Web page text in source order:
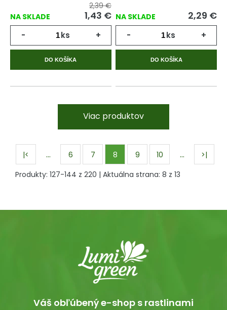
NA SKLADE
2,39 €
1,43 €
- ks +
DO KOŠÍKA
NA SKLADE 2,29 €
- ks +
DO KOŠÍKA
Viac produktov
|< … 6 7 8 9 10 …
>|
Produkty: 127-144 z 220 | Aktuálna strana: 8 z 13
Váš obľúbený e-shop s rastlinami